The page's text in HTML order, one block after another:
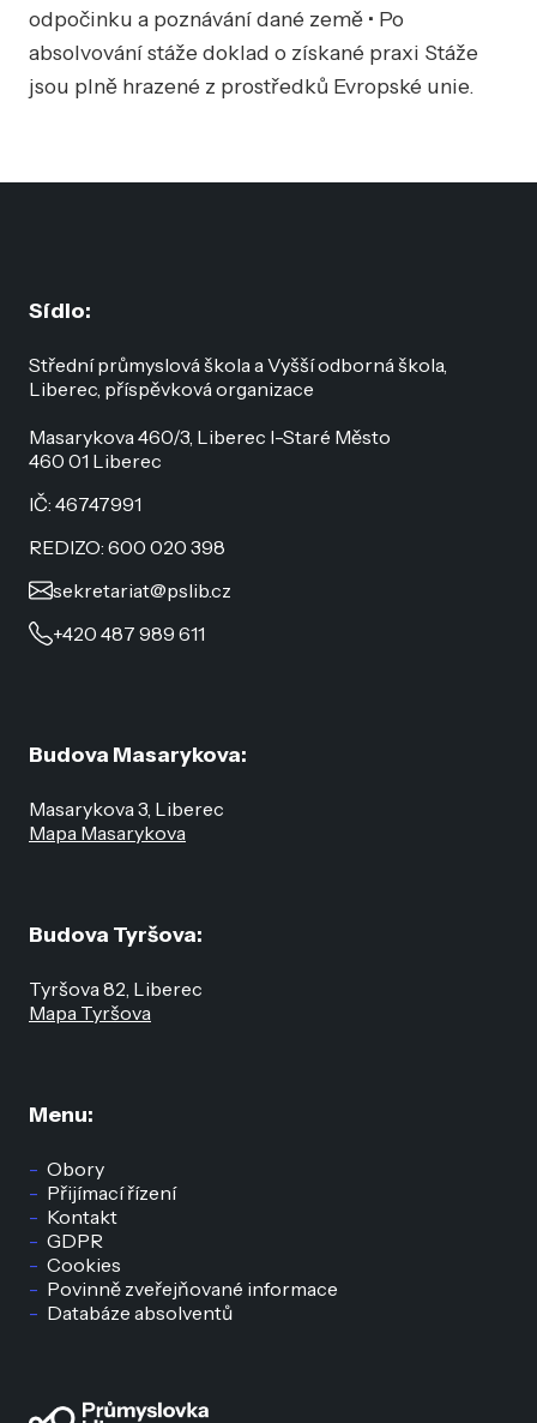
odpočinku a poznávání dané země • Po
absolvování stáže doklad o získané praxi Stáže
jsou plně hrazené z prostředků Evropské unie.
Sídlo:
Střední průmyslová škola a Vyšší odborná škola,
Liberec, příspěvková organizace
Masarykova 460/3, Liberec I-Staré Město
460 01 Liberec
IČ: 46747991
REDIZO: 600 020 398
sekretariat@pslib.cz
+420 487 989 611
Menu:
Obory
Přijímací řízení
Kontakt
GDPR
Cookies
Povinně zveřejňované informace
Databáze absolventů
Budova Masarykova:
Masarykova 3, Liberec
Mapa Masarykova
Budova Tyršova:
Tyršova 82, Liberec
Mapa Tyršova